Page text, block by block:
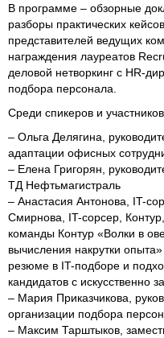
В программе – обзорные
разборы практических
представителей ведущих
награждения лауреатов
деловой нетворкинг с HR-
подбора персонала.
Среди спикеров и
– Ольга Делягина,
адаптации офисных
– Елена Григорян,
ТД Нефтьмагистраль
– Анастасия Антонова, IT-
Смирнова, IT-сорсер,
команды Контур «Волки в
вычисления накрутки
резюме в IT-подборе и
кандидатов с искусственно
– Мария Приказчикова,
организации подбора
– Максим Тарштыков,